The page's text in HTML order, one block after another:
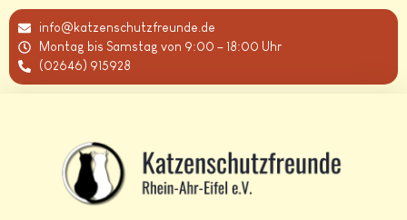
info@katzenschutzfreunde.de
Montag bis Samstag von 9:00 – 18:00 Uhr
(02646) 915928